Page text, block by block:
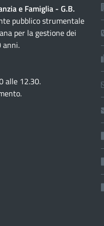
e Famiglia - G.B.
pubblico strumentale
per la gestione dei
anni.
alle 12.30.